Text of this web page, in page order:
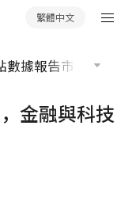
繁體中文
數據報告市場分析
金融與科技